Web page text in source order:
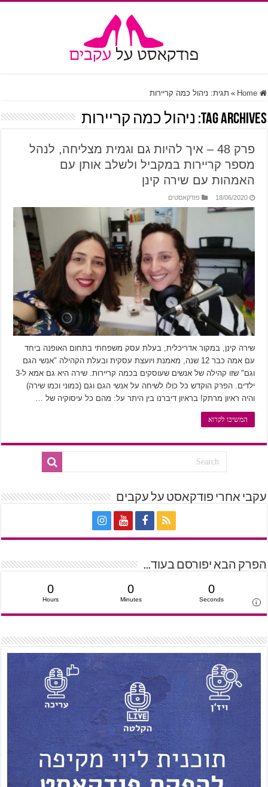
Home
» תגית: ניהול כמה קריירות
Tag Archives: ניהול כמה קריירות
פרק 48 – איך להיות גם וגמית מצליחה, לנהל
מספר קריירות במקביל ולשלב אותן עם
האמהות עם שירה קינן
18/06/2020 פודקאסטים
שירה קינן, במקור אדריכלית, בעלת עסק משפחתי בתחום האופנה ביחד
עם אמה כבר 12 שנה, מאמנת ויועצת עסקית ובעלת הקהילה "אנשי הגם
וגם" שזו קהילה של אנשים שעוסקים בכמה קריירות. שירה היא גם אמא ל-3
ילדים. הפרק הוקדש כל כולו לשיחה על אנשי הגם וגם (כמוני וכמו שירה)
והיה ראיון מרתק! בראיון דיברנו בין היתר על: מהם כל עיסוקיה של …
המשיכו לקרוא
עקבי אחרי פודקאסט על עקבים
הפרק הבא יפורסם בעוד...
0
Hours
0
Minutes
0
Seconds i